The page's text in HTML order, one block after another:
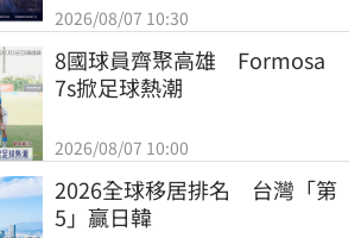
2026/08/07 10:30
8國球員齊聚高雄　Formosa
7s掀足球熱潮
2026/08/07 10:00
2026全球移居排名　台灣「第
5」贏日韓